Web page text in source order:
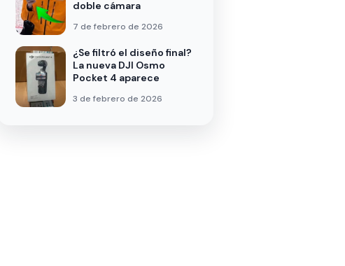
doble cámara
7 de febrero de 2026
¿Se filtró el diseño final?
La nueva DJI Osmo
Pocket 4 aparece
3 de febrero de 2026